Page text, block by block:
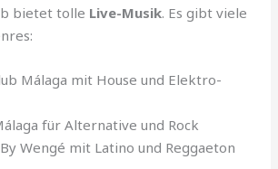
bietet tolle Live-Musik. Es gibt viele
Málaga mit House und Elektro-
für Alternative und Rock
Wengé mit Latino und Reggaeton